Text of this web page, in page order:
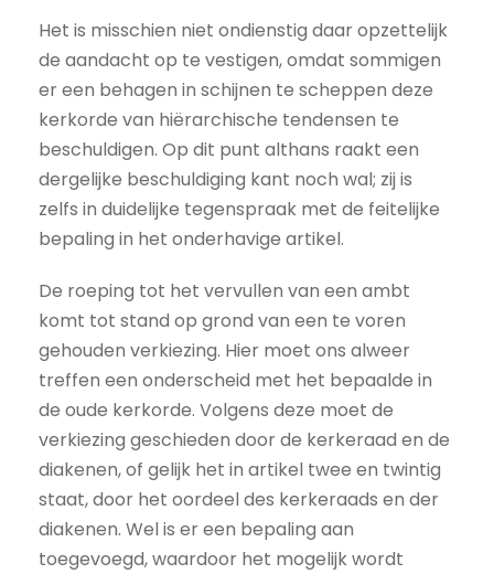
Het is misschien niet ondienstig daar opzettelijk
de aandacht op te vestigen, omdat sommigen
er een behagen in schijnen te scheppen deze
kerkorde van hiërarchische tendensen te
beschuldigen. Op dit punt althans raakt een
dergelijke beschuldiging kant noch wal; zij is
zelfs in duidelijke tegenspraak met de feitelijke
bepaling in het onderhavige artikel.
De roeping tot het vervullen van een ambt
komt tot stand op grond van een te voren
gehouden verkiezing. Hier moet ons alweer
treffen een onderscheid met het bepaalde in
de oude kerkorde. Volgens deze moet de
verkiezing geschieden door de kerkeraad en de
diakenen, of gelijk het in artikel twee en twintig
staat, door het oordeel des kerkeraads en der
diakenen. Wel is er een bepaling aan
toegevoegd, waardoor het mogelijk wordt